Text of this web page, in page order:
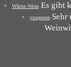
Würtz-Wein Es gibt
yoopressSehr